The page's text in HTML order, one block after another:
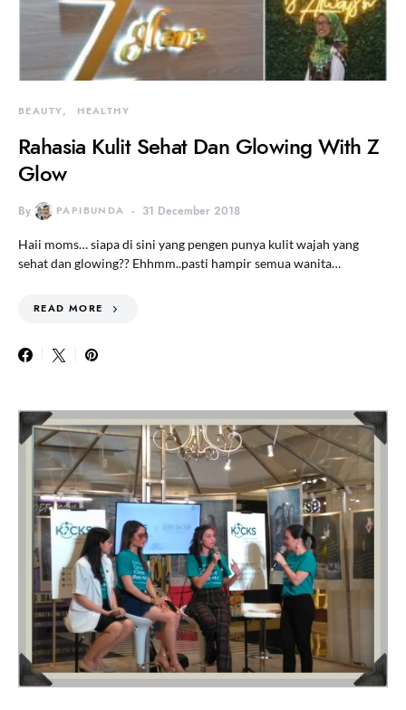
BEAUTY HEALTHY
Rahasia Kulit Sehat Dan Glowing With Z
Glow
By PAPIBUNDA 31 December 2018
Haii moms… siapa di sini yang pengen punya kulit wajah yang
sehat dan glowing?? Ehhmm..pasti hampir semua wanita…
READ MORE